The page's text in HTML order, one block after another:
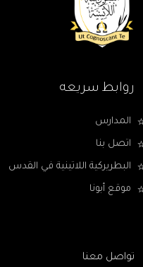
روابط سريعه
المدارس
اتصل بنا
البطريركية اللاتينية في القدس
موقع أبونا
تواصل معنا